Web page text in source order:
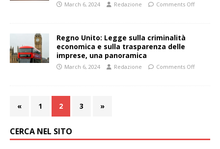
March 6, 2024 Redazione Comments Off
Regno Unito: Legge sulla criminalità
economica e sulla trasparenza delle
imprese, una panoramica
March 6, 2024 Redazione Comments Off
« 1 2 3 »
CERCA NEL SITO